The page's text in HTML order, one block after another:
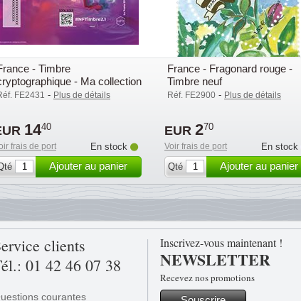
- Timbre
- Ma collection
Bloc-feuillet neuf
FE2431 - Plus de détails
1440
frais de port
En stock
Ajouter au panier
France - Fragonard rouge -
Timbre neuf
Réf. FE2900 - Plus de détails
EUR 270
Voir frais de port
En stock
Qté
Ajouter au panier
clients
01 42 46 07 38
courantes
Inscrivez-vous maintenant !
NEWSLETTER
Recevez nos promotions